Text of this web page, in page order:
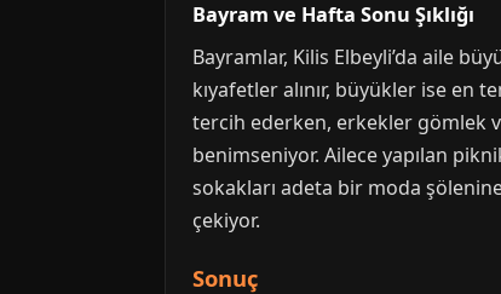
Bayram ve Hafta Sonu Şıklığı
Bayramlar, Kilis Elbeyli’da aile
kıyafetler alınır, büyükler ise en
tercih ederken, erkekler gömlek
benimseniyor. Ailece yapılan
sokakları adeta bir moda
çekiyor.
Sonuç